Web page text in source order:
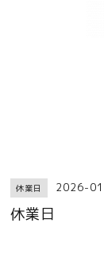
休業日 2026-
休業日